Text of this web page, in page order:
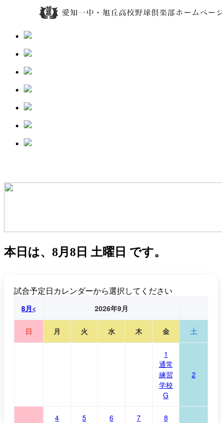
本日は、 8月8日 土曜日 です。
試合予定日カレンダーから選択してください
8月< 2026年9月
日 月 火 水 木 金 土
1
通常
練習
学校
G
2
4
5
6
7
8